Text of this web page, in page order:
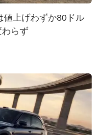
値上げわずか80ドル
らず